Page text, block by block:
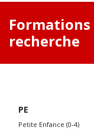
Formations
recherche
PE
Petite Enfance (0-4)